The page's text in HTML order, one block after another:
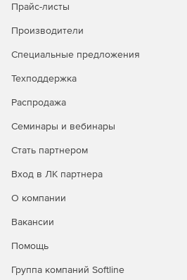
Прайс-листы
Производители
Специальные предложения
Техподдержка
Распродажа
Семинары и вебинары
Стать партнером
Вход в ЛК партнера
О компании
Вакансии
Помощь
Группа компаний Softline